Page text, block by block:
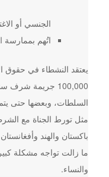
الجنسي أو
اتُهم بممارسة
يعتقد النشطاء في حقوق
100,000 جريمة
السلطات، وبعضها حتى
مثل تورط الجناة مع
باكستان والهند
ما زالت تواجه مشكلة
والنساء.